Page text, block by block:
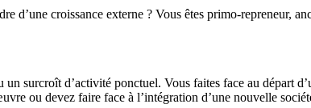
d’une croissance externe ? Vous êtes primo-repreneur,
surcroît d’activité ponctuel. Vous faites face au départ
ou devez faire face à l’intégration d’une nouvelle